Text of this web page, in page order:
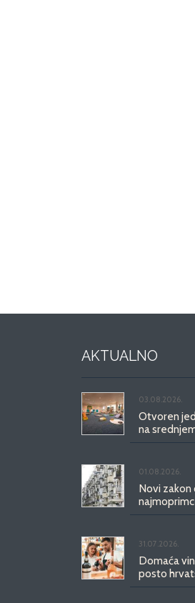
AKTUALNO
03.08.2026.
Otvoren
na
01.08.2026.
Novi zakon
31.07.2026.
Domaća
posto